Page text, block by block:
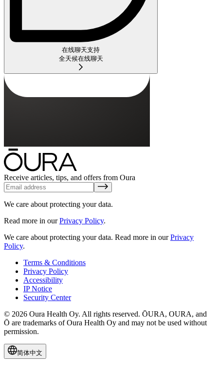
在线聊天支持
全天候在线聊天
Receive articles, tips, and offers from Oura
We care about protecting your data.
Read more in ourPrivacy Policy.
We care about protecting your data. Read more in ourPrivacy
Policy.
Terms & Conditions
Privacy Policy
Accessibility
IP Notice
Security Center
© 2026 Oura Health Oy. All rights reserved. ŌURA, OURA, and
Ō are trademarks of Oura Health Oy and may not be used without
permission.
简体中文